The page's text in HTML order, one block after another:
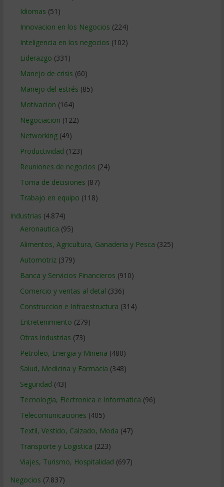
Idiomas (51)
Innovacion en los Negocios (224)
Inteligencia en los negocios (102)
Liderazgo (331)
Manejo de crisis (60)
Manejo del estrés (85)
Motivacion (164)
Negociacion (122)
Networking(49)
Productividad (123)
Reuniones de negocios (24)
Toma de decisiones (87)
Trabajo en equipo (118)
Industrias (4.874)
Aeronautica (95)
Alimentos, Agricultura, Ganaderia y Pesca (325)
Automotriz(379)
Banca y Servicios Financieros (910)
Comercio y ventas al detal (336)
Construccion e Infraestructura (314)
Entretenimiento (279)
Otras industrias (73)
Petroleo, Energia y Mineria (480)
Salud, Medicina y Farmacia (348)
Seguridad (43)
Tecnologia, Electronica e Informatica (96)
Telecomunicaciones (405)
Textil, Vestido, Calzado, Moda (47)
Transporte y Logistica (223)
Viajes, Turismo, Hospitalidad (697)
Negocios (7.837)